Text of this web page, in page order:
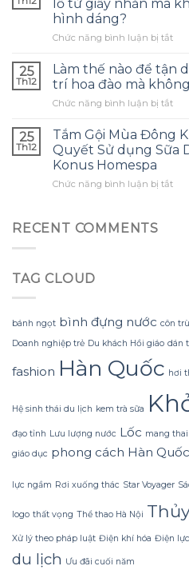
phù
và
sai
tinh
tràm
con
đây
là
tôi
ước
sớm
lồ từ giấy nhăn mà
hình dáng?
Chức năng bình luận bị tắtở
thế
để
tạo
một
lồ
25
Th12
Làm thế nào để tận
trí hoa đào mà
Chức năng bình luận bị tắtở
thế
nào
để
phí
25
Th12
Tắm Gội Mùa Đông
Quyết Sử dụng Sữa
Konus Homespa
Chức năng bình luận bị tắtở
Gội
RECENT COMMENTS
TAG CLOUD
bánh ngọt bình đựng nước côn
Doanh nghiệp trẻ Du khách Hồi giáo dán
fashion Hàn Quốc hơi
Hệ sinh thái du lịch kem trà sữa
đạo tỉnh Lưu lượng nước Lốc mang thai
giáo dục phong cách Hàn Quốc
lực ngầm Rơi xuống thác Star Voyager
logo thất vọng Thể thao Hà Nội
Xử lý theo pháp luật Điện khí hóa Điện
du lịch Ưu đãi cuối năm